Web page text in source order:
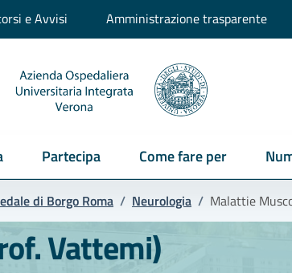
e Avvisi Amministrazione trasparente
Partecipa Come fare per
di Borgo Roma / Neurologia / Malattie
Vattemi)